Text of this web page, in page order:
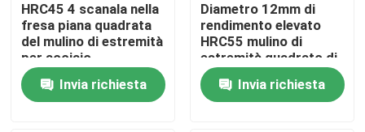
Contattaci
Notizia
HRC45 4 scanala nella
fresa piana quadrata
del mulino di estremità
per acciaio
inossidabile
Invia richiesta
Diametro 12mm di
rendimento elevato
HRC55 mulino di
estremità quadrato di
4 flauto per ghisa
d'acciaioInvia richiesta